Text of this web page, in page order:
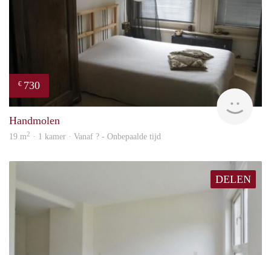
€ 730
Handmolen
19 m2 · 1 kamer · Vanaf ? - Onbepaalde tijd
DELEN